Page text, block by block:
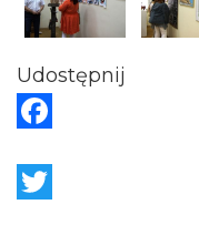
Udostępnij
a